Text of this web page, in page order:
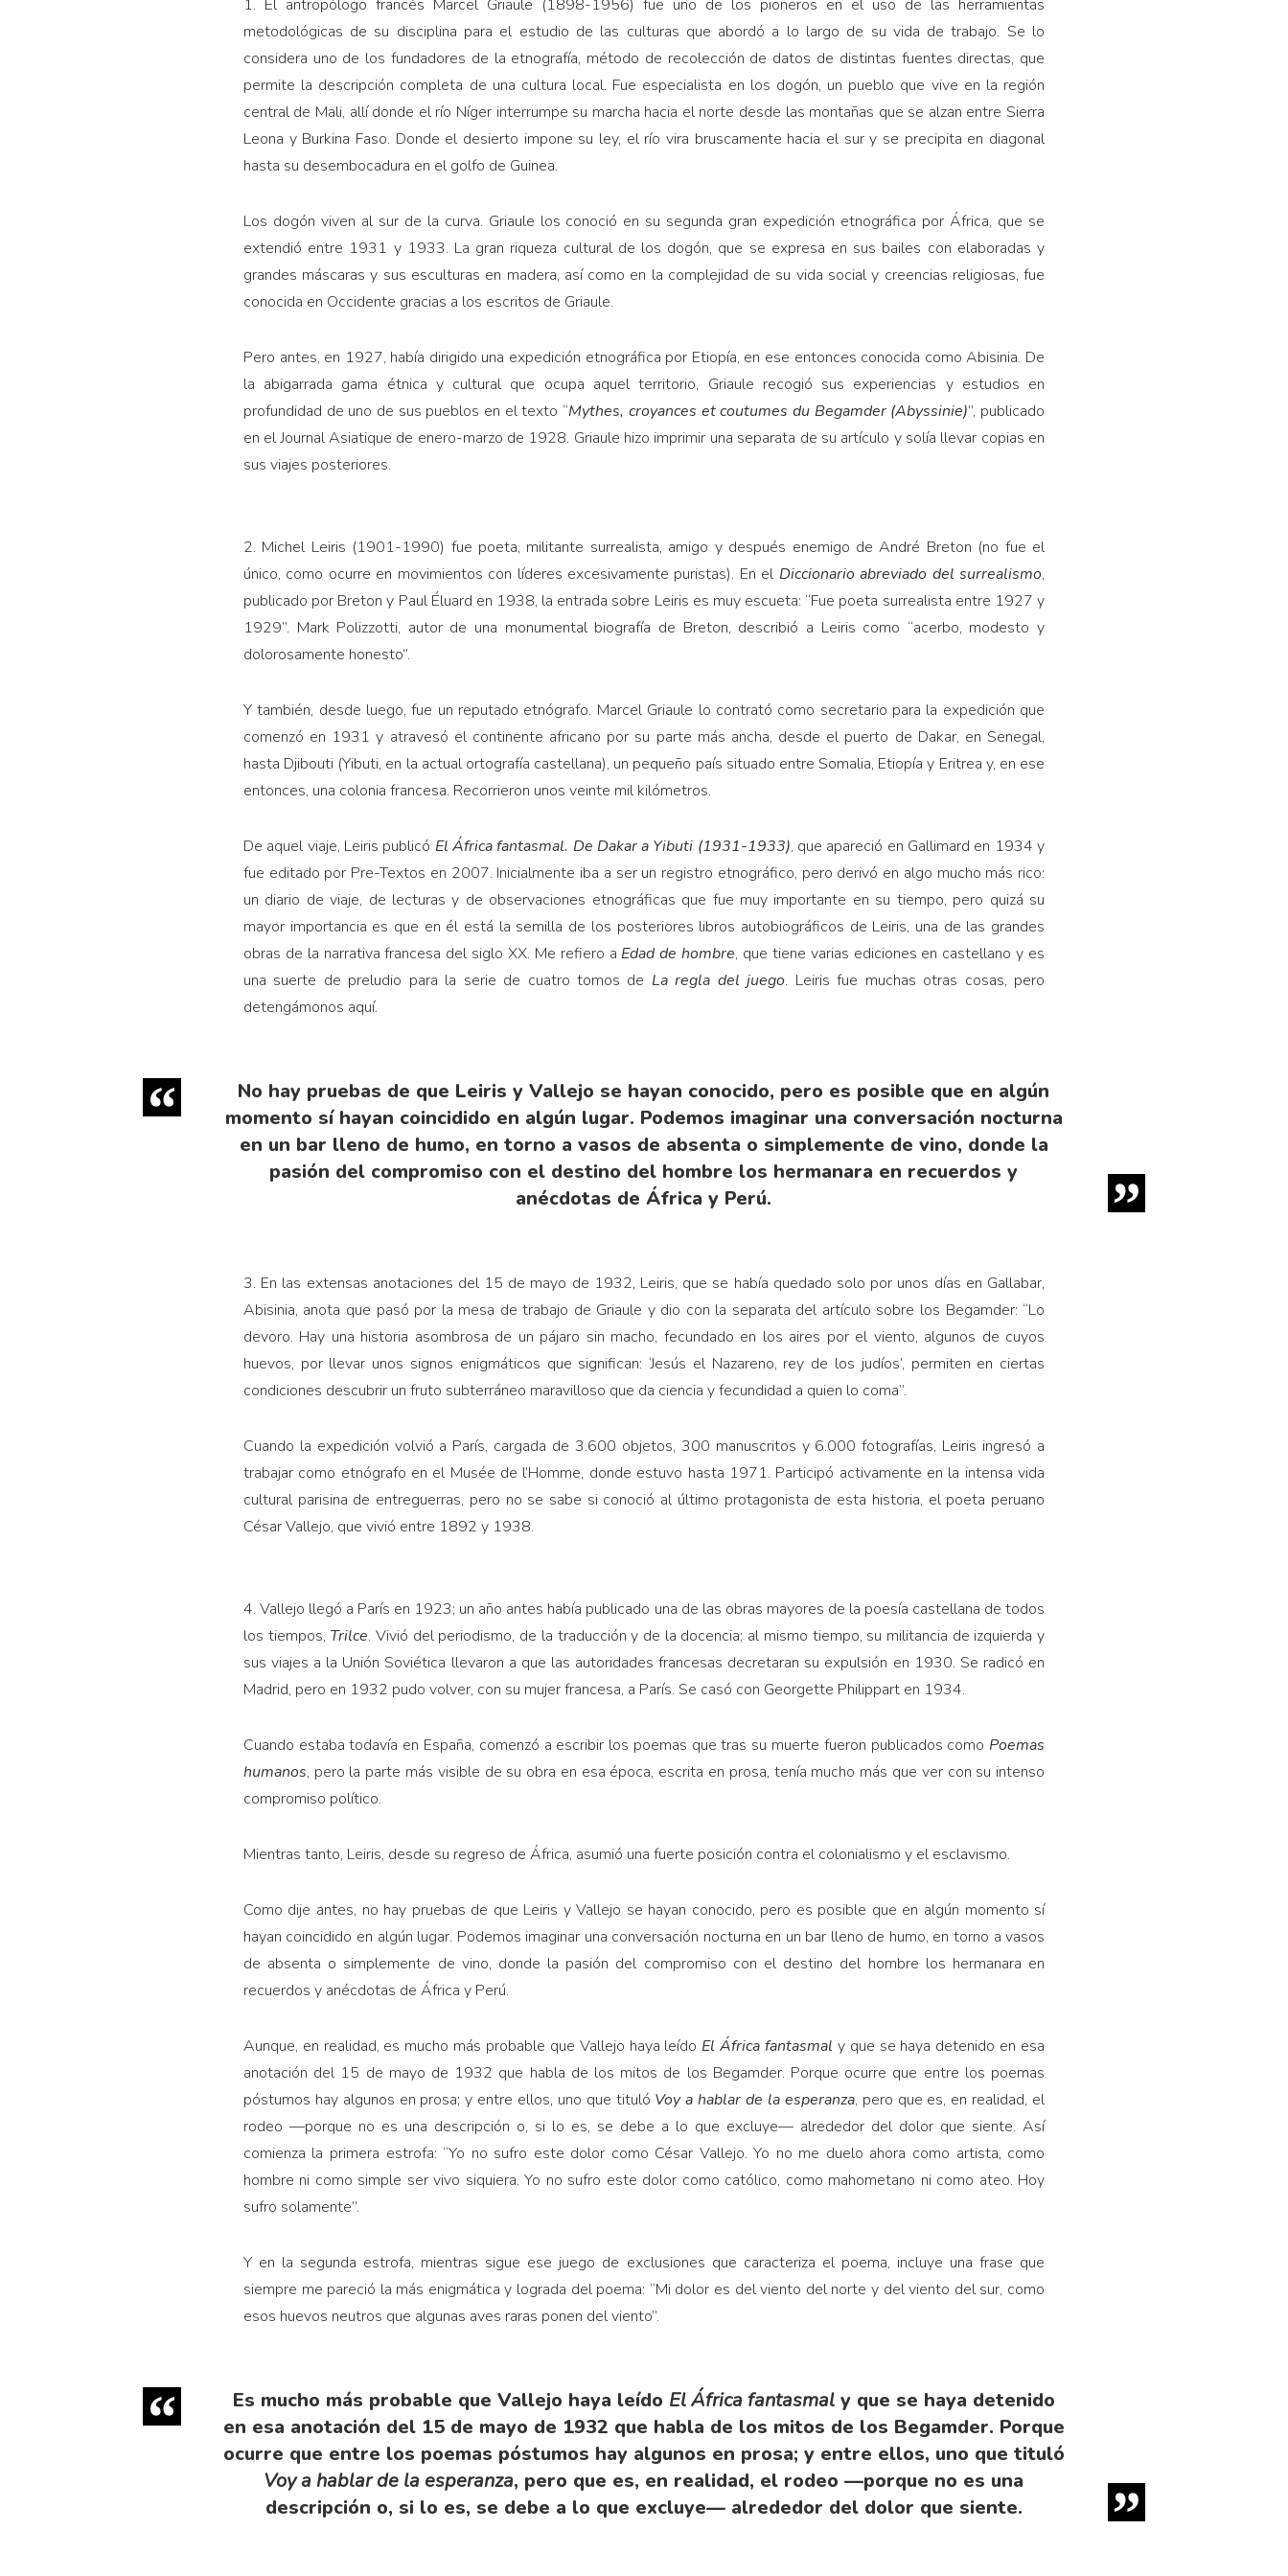
1. El antropólogo francés Marcel Griaule (1898-1956) fue uno de los pioneros en el uso de las herramientas
metodológicas de su disciplina para el estudio de las culturas que abordó a lo largo de su vida de trabajo. Se lo
considera uno de los fundadores de la etnografía, método de recolección de datos de distintas fuentes directas, que
permite la descripción completa de una cultura local. Fue especialista en los dogón, un pueblo que vive en la región
central de Mali, allí donde el río Níger interrumpe su marcha hacia el norte desde las montañas que se alzan entre Sierra
Leona y Burkina Faso. Donde el desierto impone su ley, el río vira bruscamente hacia el sur y se precipita en diagonal
hasta su desembocadura en el golfo de Guinea.
Los dogón viven al sur de la curva. Griaule los conoció en su segunda gran expedición etnográfica por África, que se
extendió entre 1931 y 1933. La gran riqueza cultural de los dogón, que se expresa en sus bailes con elaboradas y
grandes máscaras y sus esculturas en madera, así como en la complejidad de su vida social y creencias religiosas, fue
conocida en Occidente gracias a los escritos de Griaule.
Pero antes, en 1927, había dirigido una expedición etnográfica por Etiopía, en ese entonces conocida como Abisinia. De
la abigarrada gama étnica y cultural que ocupa aquel territorio, Griaule recogió sus experiencias y estudios en
profundidad de uno de sus pueblos en el texto “Mythes, croyances et coutumes du Begamder (Abyssinie)”, publicado
en el Journal Asiatique de enero-marzo de 1928. Griaule hizo imprimir una separata de su artículo y solía llevar copias en
sus viajes posteriores.
2. Michel Leiris (1901-1990) fue poeta, militante surrealista, amigo y después enemigo de André Breton (no fue el
único, como ocurre en movimientos con líderes excesivamente puristas). En el Diccionario abreviado del surrealismo,
publicado por Breton y Paul Éluard en 1938, la entrada sobre Leiris es muy escueta: “Fue poeta surrealista entre 1927 y
1929”. Mark Polizzotti, autor de una monumental biografía de Breton, describió a Leiris como “acerbo, modesto y
dolorosamente honesto”.
Y también, desde luego, fue un reputado etnógrafo. Marcel Griaule lo contrató como secretario para la expedición que
comenzó en 1931 y atravesó el continente africano por su parte más ancha, desde el puerto de Dakar, en Senegal,
hasta Djibouti (Yibuti, en la actual ortografía castellana), un pequeño país situado entre Somalia, Etiopía y Eritrea y, en ese
entonces, una colonia francesa. Recorrieron unos veinte mil kilómetros.
De aquel viaje, Leiris publicó El África fantasmal. De Dakar a Yibuti (1931-1933), que apareció en Gallimard en 1934 y
fue editado por Pre-Textos en 2007. Inicialmente iba a ser un registro etnográfico, pero derivó en algo mucho más rico:
un diario de viaje, de lecturas y de observaciones etnográficas que fue muy importante en su tiempo, pero quizá su
mayor importancia es que en él está la semilla de los posteriores libros autobiográficos de Leiris, una de las grandes
obras de la narrativa francesa del siglo XX. Me refiero a Edad de hombre, que tiene varias ediciones en castellano y es
una suerte de preludio para la serie de cuatro tomos de La regla del juego. Leiris fue muchas otras cosas, pero
detengámonos aquí.
No hay pruebas de que Leiris y Vallejo se hayan conocido, pero es posible que en algún
momento sí hayan coincidido en algún lugar. Podemos imaginar una conversación nocturna
en un bar lleno de humo, en torno a vasos de absenta o simplemente de vino, donde la
pasión del compromiso con el destino del hombre los hermanara en recuerdos y
anécdotas de África y Perú.
3. En las extensas anotaciones del 15 de mayo de 1932, Leiris, que se había quedado solo por unos días en Gallabar,
Abisinia, anota que pasó por la mesa de trabajo de Griaule y dio con la separata del artículo sobre los Begamder: “Lo
devoro. Hay una historia asombrosa de un pájaro sin macho, fecundado en los aires por el viento, algunos de cuyos
huevos, por llevar unos signos enigmáticos que significan: ‘Jesús el Nazareno, rey de los judíos’, permiten en ciertas
condiciones descubrir un fruto subterráneo maravilloso que da ciencia y fecundidad a quien lo coma”.
Cuando la expedición volvió a París, cargada de 3.600 objetos, 300 manuscritos y 6.000 fotografías, Leiris ingresó a
trabajar como etnógrafo en el Musée de l’Homme, donde estuvo hasta 1971. Participó activamente en la intensa vida
cultural parisina de entreguerras, pero no se sabe si conoció al último protagonista de esta historia, el poeta peruano
César Vallejo, que vivió entre 1892 y 1938.
4. Vallejo llegó a París en 1923; un año antes había publicado una de las obras mayores de la poesía castellana de todos
los tiempos, Trilce. Vivió del periodismo, de la traducción y de la docencia; al mismo tiempo, su militancia de izquierda y
sus viajes a la Unión Soviética llevaron a que las autoridades francesas decretaran su expulsión en 1930. Se radicó en
Madrid, pero en 1932 pudo volver, con su mujer francesa, a París. Se casó con Georgette Philippart en 1934.
Cuando estaba todavía en España, comenzó a escribir los poemas que tras su muerte fueron publicados como Poemas
humanos, pero la parte más visible de su obra en esa época, escrita en prosa, tenía mucho más que ver con su intenso
compromiso político.
Mientras tanto, Leiris, desde su regreso de África, asumió una fuerte posición contra el colonialismo y el esclavismo.
Como dije antes, no hay pruebas de que Leiris y Vallejo se hayan conocido, pero es posible que en algún momento sí
hayan coincidido en algún lugar. Podemos imaginar una conversación nocturna en un bar lleno de humo, en torno a vasos
de absenta o simplemente de vino, donde la pasión del compromiso con el destino del hombre los hermanara en
recuerdos y anécdotas de África y Perú.
Aunque, en realidad, es mucho más probable que Vallejo haya leído El África fantasmal y que se haya detenido en esa
anotación del 15 de mayo de 1932 que habla de los mitos de los Begamder. Porque ocurre que entre los poemas
póstumos hay algunos en prosa; y entre ellos, uno que tituló Voy a hablar de la esperanza, pero que es, en realidad, el
rodeo —porque no es una descripción o, si lo es, se debe a lo que excluye— alrededor del dolor que siente. Así
comienza la primera estrofa: “Yo no sufro este dolor como César Vallejo. Yo no me duelo ahora como artista, como
hombre ni como simple ser vivo siquiera. Yo no sufro este dolor como católico, como mahometano ni como ateo. Hoy
sufro solamente”.
Y en la segunda estrofa, mientras sigue ese juego de exclusiones que caracteriza el poema, incluye una frase que
siempre me pareció la más enigmática y lograda del poema: “Mi dolor es del viento del norte y del viento del sur, como
esos huevos neutros que algunas aves raras ponen del viento”.
Es mucho más probable que Vallejo haya leído El África fantasmaly que se haya detenido
en esa anotación del 15 de mayo de 1932 que habla de los mitos de los Begamder. Porque
ocurre que entre los poemas póstumos hay algunos en prosa; y entre ellos, uno que tituló
Voy a hablar de la esperanza, pero que es, en realidad, el rodeo —porque no es una
descripción o, si lo es, se debe a lo que excluye— alrededor del dolor que siente.